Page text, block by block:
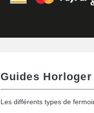
Ajouter au panier
Ajouter au panier
Guides Horloger
Les différents types de